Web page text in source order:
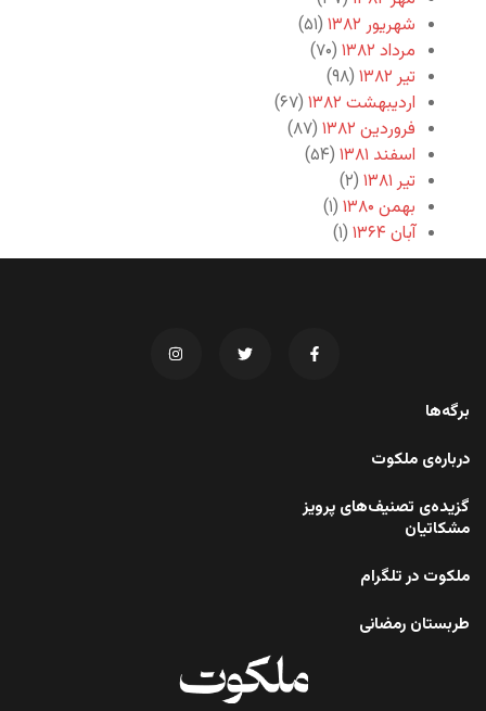
شهریور ۱۳۸۲
(۵۱)
مرداد ۱۳۸۲
(۷۰)
تیر ۱۳۸۲
(۹۸)
اردیبهشت ۱۳۸۲
(۶۷)
فروردین ۱۳۸۲
(۸۷)
اسفند ۱۳۸۱
(۵۴)
تیر ۱۳۸۱
(۲)
بهمن ۱۳۸۰
(۱)
آبان ۱۳۶۴
(۱)
برگه‌ها
درباره‌ی ملکوت
گزیده‌ی تصنیف‌های پرویز
مشکاتیان
ملکوت در تلگرام
طربستان رمضانی